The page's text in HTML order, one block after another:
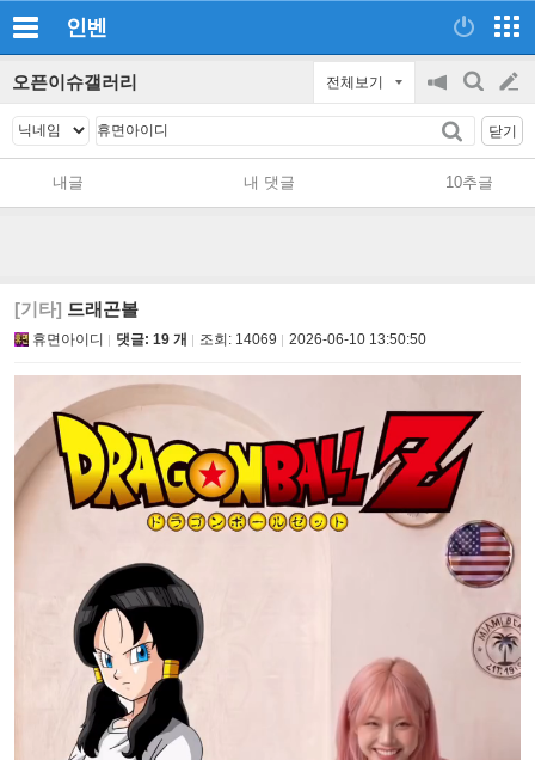
인벤
오픈이슈갤러리 전체보기
공
지
on/off
검
글
쓰
닫기
내글 내 댓글 10추글
[기타] 드래곤볼
휴면아이디 댓글: 19 개 조회: 14069 2026-06-10 13:50:50